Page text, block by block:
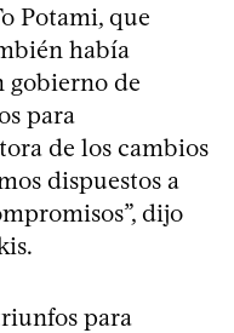
Potami, que
había
gobierno de
para
de los cambios
dispuestos a
dijo
para